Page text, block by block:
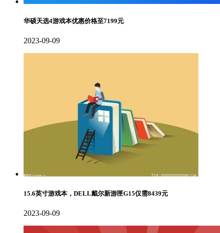
华硕天选4游戏本优惠价格至7199元
2023-09-09
15.6英寸游戏本，DELL戴尔新游匣G15仅需8439元
2023-09-09